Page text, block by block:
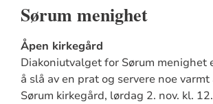
Sørum menighet
Åpen kirkegård
Diakoniutvalget for Sørum menighet
å slå av en prat og servere noe varmt
Sørum kirkegård, lørdag 2. nov. kl.